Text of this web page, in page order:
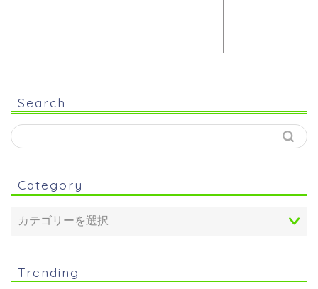
Search
Category
Trending